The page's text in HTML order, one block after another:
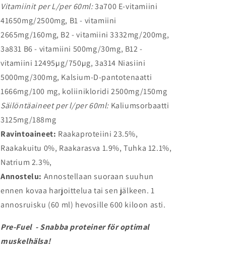
Vitamiinit per L/per 60ml:3a700 E-vitamiini
41650mg/2500mg, B1 - vitamiini
2665mg/160mg, B2 - vitamiini 3332mg/200mg,
3a831 B6 - vitamiini 500mg/30mg, B12 -
vitamiini 12495µg/750µg, 3a314 Niasiini
5000mg/300mg, Kalsium-D-pantotenaatti
1666mg/100 mg, koliinikloridi 2500mg/150mg
Säilöntäaineet per l/per 60ml: Kaliumsorbaatti
3125mg/188mg
Ravintoaineet: Raakaproteiini 23.5%,
Raakakuitu 0%, Raakarasva 1.9%, Tuhka 12.1%,
Natrium 2.3%,
Annostelu: Annostellaan suoraan suuhun
ennen kovaa harjoittelua tai sen jälkeen. 1
annosruisku (60 ml) hevosille 600 kiloon asti.
Pre-Fuel - Snabba proteiner för optimal
muskelhälsa!